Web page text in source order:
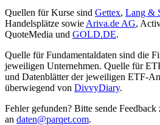
Quellen für Kurse sind Gettex, Lang &
Handelsplätze sowie Ariva.de AG,
QuoteMedia und GOLD.DE.
Quelle für Fundamentaldaten sind die
jeweiligen Unternehmen. Quelle für
und Datenblätter der jeweiligen ETF-
überwiegend von DivvyDiary.
Fehler gefunden? Bitte sende Feedback
an daten@parqet.com.